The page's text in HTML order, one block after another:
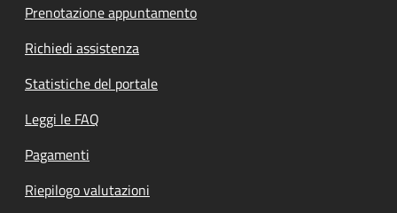
Prenotazione appuntamento
Richiedi assistenza
Statistiche del portale
Leggi le FAQ
Pagamenti
Riepilogo valutazioni